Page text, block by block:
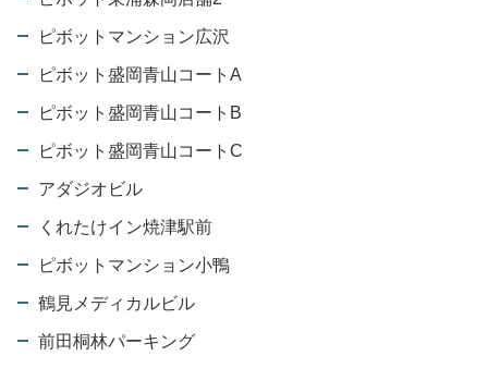
ピボットマンション広沢
ピボット盛岡青山コートA
ピボット盛岡青山コートB
ピボット盛岡青山コートC
アダジオビル
くれたけイン焼津駅前
ピボットマンション小鴨
鶴見メディカルビル
前田桐林パーキング